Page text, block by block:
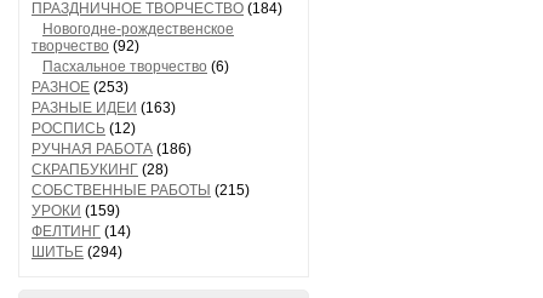
ПРАЗДНИЧНОЕ ТВОРЧЕСТВО (184)
Новогодне-рождественское
творчество (92)
Пасхальное творчество (6)
РАЗНОЕ (253)
РАЗНЫЕ ИДЕИ (163)
РОСПИСЬ (12)
РУЧНАЯ РАБОТА (186)
СКРАПБУКИНГ (28)
СОБСТВЕННЫЕ РАБОТЫ (215)
УРОКИ (159)
ФЕЛТИНГ (14)
ШИТЬЕ (294)